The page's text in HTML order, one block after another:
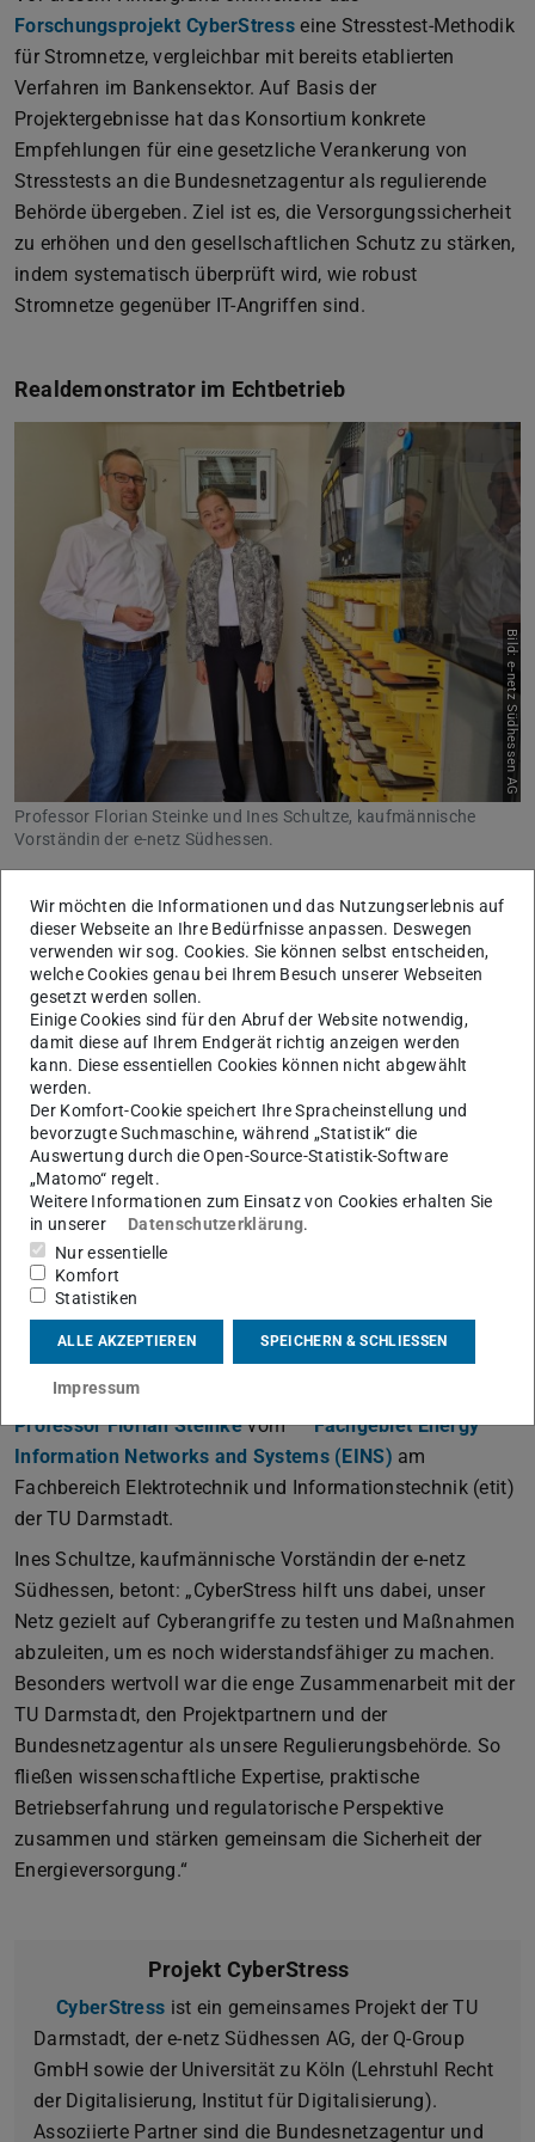
Forschungsprojekt CyberStress eine Stresstest-Methodik
für Stromnetze, vergleichbar mit bereits etablierten
Verfahren im Bankensektor. Auf Basis der
Projektergebnisse hat das Konsortium konkrete
Empfehlungen für eine gesetzliche Verankerung von
Stresstests an die Bundesnetzagentur als regulierende
Behörde übergeben. Ziel ist es, die Versorgungssicherheit
zu erhöhen und den gesellschaftlichen Schutz zu stärken,
indem systematisch überprüft wird, wie robust
Stromnetze gegenüber IT-Angriffen sind.
Realdemonstrator im Echtbetrieb
Bild: e-netz Südhessen AG
Professor Florian Steinke und Ines Schultze, kaufmännische
Vorständin der e-netz Südhessen.
und die
e-netz Südhessen AGeinen im Projekt
entwickelten Realdemonstrator, der in einer
Transformatorenstation des Verteilnetzbetreibers verbaut
wurde. Ein von der TU Darmstadt entwickelter
Algorithmus erkennt und warnt vor Anomalien im
Stromnetz, zum Beispiel bei plötzlich auftretenden
Laständerungen durch manipulierte Ladevorgänge von E-
Autos, die die elektrische Leistung in kürzester Zeit stark
ansteigen lassen.
„Der Realdemonstrator erlaubt uns, reale
Angriffsszenarien nachzustellen und Detektions- sowie
Abwehrstrategien unter realistischen Bedingungen zu
erproben. So schaffen wir die Grundlagen, damit
Netzbetreiber künftige Risiken frühzeitig erkennen und die
Energieversorgung auch in einer zunehmend digitalen
Welt zuverlässig sicherstellen können“, erklärt
Professor Florian Steinkevom
Fachgebiet Energy
Information Networks and Systems (EINS) am
Fachbereich Elektrotechnik und Informationstechnik (etit)
der TU Darmstadt.
Ines Schultze, kaufmännische Vorständin der e-netz
Südhessen, betont: „CyberStress hilft uns dabei, unser
Netz gezielt auf Cyberangriffe zu testen und Maßnahmen
abzuleiten, um es noch widerstandsfähiger zu machen.
Besonders wertvoll war die enge Zusammenarbeit mit der
TU Darmstadt, den Projektpartnern und der
Bundesnetzagentur als unsere Regulierungsbehörde. So
fließen wissenschaftliche Expertise, praktische
Betriebserfahrung und regulatorische Perspektive
zusammen und stärken gemeinsam die Sicherheit der
Energieversorgung.“
Projekt CyberStress
CyberStress ist ein gemeinsames Projekt der TU
Darmstadt, der e-netz Südhessen AG, der Q-Group
GmbH sowie der Universität zu Köln (Lehrstuhl Recht
der Digitalisierung, Institut für Digitalisierung).
Assoziierte Partner sind die Bundesnetzagentur und
Wir möchten die Informationen und das Nutzungserlebnis auf
dieser Webseite an Ihre Bedürfnisse anpassen. Deswegen
verwenden wir sog. Cookies. Sie können selbst entscheiden,
welche Cookies genau bei Ihrem Besuch unserer Webseiten
gesetzt werden sollen.
Einige Cookies sind für den Abruf der Website notwendig,
damit diese auf Ihrem Endgerät richtig anzeigen werden
kann. Diese essentiellen Cookies können nicht abgewählt
werden.
Der Komfort-Cookie speichert Ihre Spracheinstellung und
bevorzugte Suchmaschine, während „Statistik“ die
Auswertung durch die Open-Source-Statistik-Software
„Matomo“ regelt.
Weitere Informationen zum Einsatz von Cookies erhalten Sie
in unserer
Datenschutzerklärung.
Nur essentielle
Komfort
Statistiken
ALLE AKZEPTIEREN SPEICHERN & SCHLIESSEN
Impressum